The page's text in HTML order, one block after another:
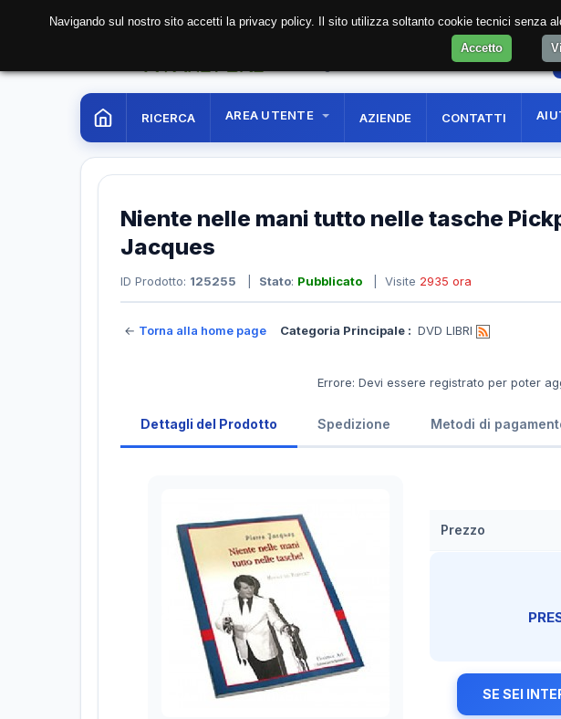
RICERCA AREA UTENTE AZIENDE CONTATTI
Niente nelle mani tutto nelle tasche
Jacques
ID Prodotto: 125255 Stato: Pubblicato | Visite 2935 ora
← Torna alla home page Categoria Principale : DVD LIBRI
Errore: Devi essere registrato per poter
Dettagli del Prodotto Spedizione Metodi di
Prezzo
SE SEI
Navigando sul nostro sito accetti la privacy policy. Il sito utilizza soltanto cookie tecnici senza
Accetto